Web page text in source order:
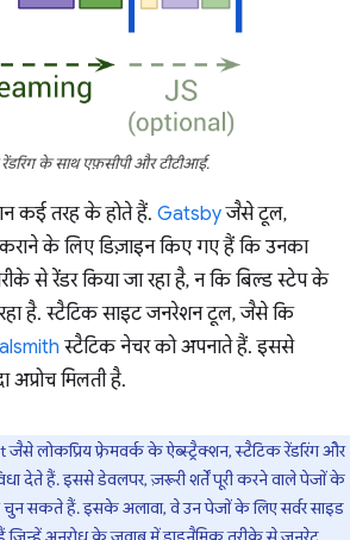
के साथ एफ़सीपी और टीटीआई.
कई तरह के होते हैं. Gatsbyजैसे टूल,
के लिए डिज़ाइन किए गए हैं कि उनका
से रेंडर किया जा रहा है, न कि बिल्ड स्टेप के
रहा है. स्टैटिक साइट जनरेशन टूल, जैसे कि
स्टैटिक नेचर को अपनाते हैं. इससे
अप्रोच मिलती है.
जैसे लोकप्रिय फ़्रेमवर्क के ऐब्स्ट्रैक्शन, स्टैटिक रेंडरिंग और
देते हैं. इससे डेवलपर, ज़रूरी शर्तें पूरी करने वाले पेजों के
चुन सकते हैं. इसके अलावा, वे उन पेजों के लिए सर्वर साइड